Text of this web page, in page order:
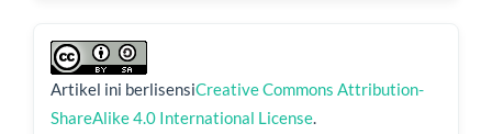
Artikel ini berlisensiCreative Commons Attribution-
ShareAlike 4.0 International License.